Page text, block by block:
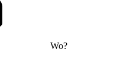
Wo?